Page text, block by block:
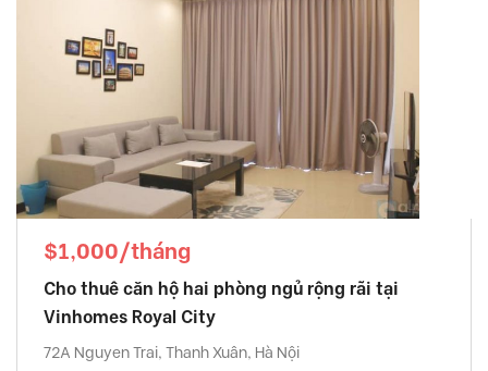
$1,000/tháng
Cho thuê căn hộ hai phòng ngủ rộng rãi tại
Vinhomes Royal City
72A Nguyen Trai, Thanh Xuân, Hà Nội